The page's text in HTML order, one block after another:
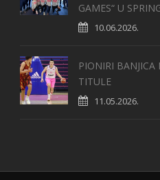
GAMES“ U
10.06.2026.
PIONIRI
TITULE
11.05.2026.